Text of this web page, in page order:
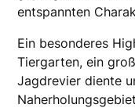
entspannten
Ein besonderes
Tiergarten, ein
Jagdrevier diente